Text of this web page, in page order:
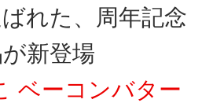
れた、周年記念
新登場
ベーコンバター